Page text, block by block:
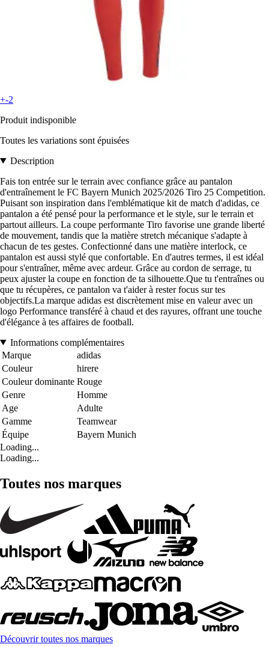
+-2
Produit indisponible
Toutes les variations sont épuisées
Description
Fais ton entrée sur le terrain avec confiance grâce au pantalon
d'entraînement le FC Bayern Munich 2025/2026 Tiro 25 Competition.
Puisant son inspiration dans l'emblématique kit de match d'adidas, ce
pantalon a été pensé pour la performance et le style, sur le terrain et
partout ailleurs. La coupe performante Tiro favorise une grande liberté
de mouvement, tandis que la matière stretch mécanique s'adapte à
chacun de tes gestes. Confectionné dans une matière interlock, ce
pantalon est aussi stylé que confortable. En d'autres termes, il est idéal
pour s'entraîner, même avec ardeur. Grâce au cordon de serrage, tu
peux ajuster la coupe en fonction de ta silhouette.Que tu t'entraînes ou
que tu récupères, ce pantalon va t'aider à rester focus sur tes
objectifs.La marque adidas est discrètement mise en valeur avec un
logo Performance transféré à chaud et des rayures, offrant une touche
d'élégance à tes affaires de football.
Informations complémentaires
Marque
adidas
Couleur
hirere
Couleur dominante Rouge
Genre
Homme
Age
Adulte
Gamme
Teamwear
Équipe
Bayern Munich
Loading...
Loading...
Toutes nos marques
Découvrir toutes nos marques